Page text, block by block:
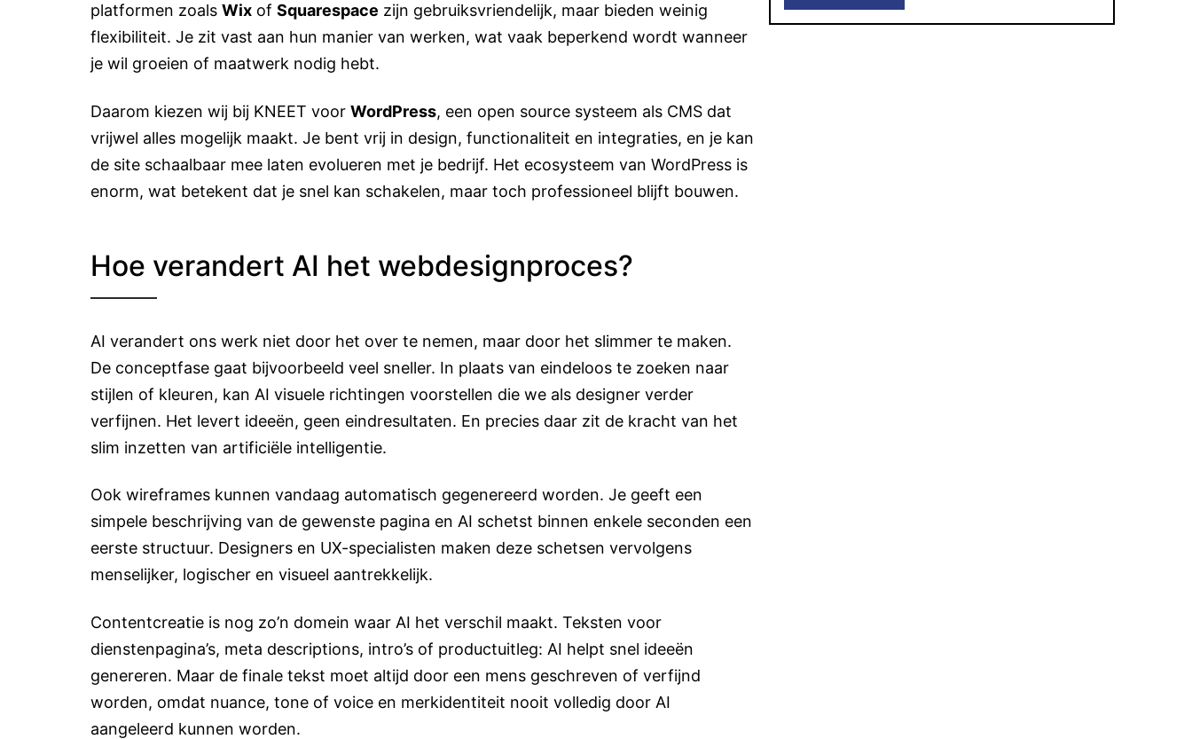
platformen zoals Wix of Squarespace zijn gebruiksvriendelijk, maar bieden weinig
flexibiliteit. Je zit vast aan hun manier van werken, wat vaak beperkend wordt wanneer
je wil groeien of maatwerk nodig hebt.
Daarom kiezen wij bij KNEET voor WordPress, een open source systeem als CMS dat
vrijwel alles mogelijk maakt. Je bent vrij in design, functionaliteit en integraties, en je kan
de site schaalbaar mee laten evolueren met je bedrijf. Het ecosysteem van WordPress is
enorm, wat betekent dat je snel kan schakelen, maar toch professioneel blijft bouwen.
Hoe verandert AI het webdesignproces?
AI verandert ons werk niet door het over te nemen, maar door het slimmer te maken.
De conceptfase gaat bijvoorbeeld veel sneller. In plaats van eindeloos te zoeken naar
stijlen of kleuren, kan AI visuele richtingen voorstellen die we als designer verder
verfijnen. Het levert ideeën, geen eindresultaten. En precies daar zit de kracht van het
slim inzetten van artificiële intelligentie.
Ook wireframes kunnen vandaag automatisch gegenereerd worden. Je geeft een
simpele beschrijving van de gewenste pagina en AI schetst binnen enkele seconden een
eerste structuur. Designers en UX-specialisten maken deze schetsen vervolgens
menselijker, logischer en visueel aantrekkelijk.
Contentcreatie is nog zo’n domein waar AI het verschil maakt. Teksten voor
dienstenpagina’s, meta descriptions, intro’s of productuitleg: AI helpt snel ideeën
genereren. Maar de finale tekst moet altijd door een mens geschreven of verfijnd
worden, omdat nuance, tone of voice en merkidentiteit nooit volledig door AI
aangeleerd kunnen worden.